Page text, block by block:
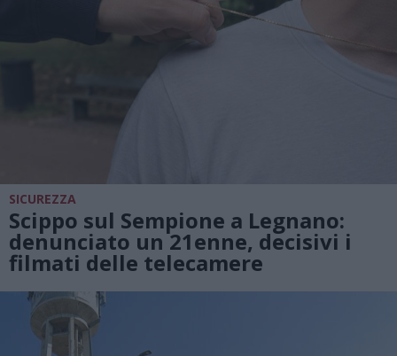
SICUREZZA
Scippo sul Sempione a Legnano:
denunciato un 21enne, decisivi i
filmati delle telecamere